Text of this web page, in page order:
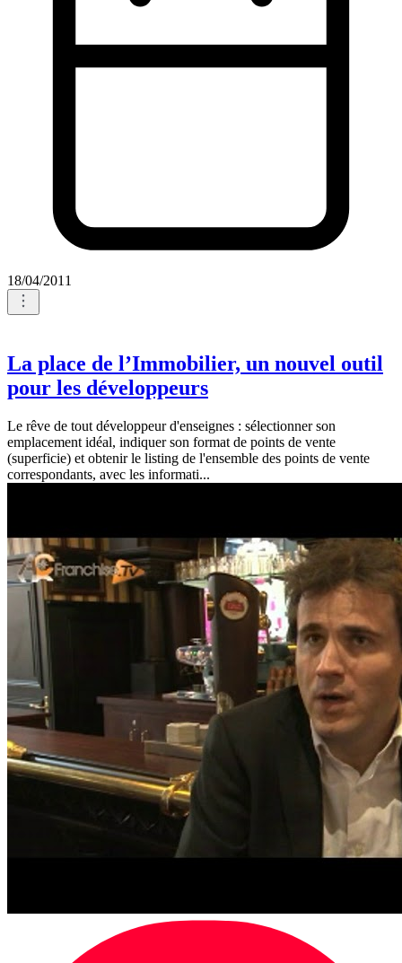
18/04/2011
La place de l’Immobilier, un nouvel outil
pour les développeurs
Le rêve de tout développeur d'enseignes : sélectionner son
emplacement idéal, indiquer son format de points de vente
(superficie) et obtenir le listing de l'ensemble des points de vente
correspondants, avec les informati...